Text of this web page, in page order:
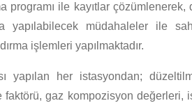
programı ile kayıtlar
yapılabilecek müdahaleler ile
işlemleri yapılmaktadır.
yapılan her istasyondan;
faktörü, gaz kompozisyon değerleri,